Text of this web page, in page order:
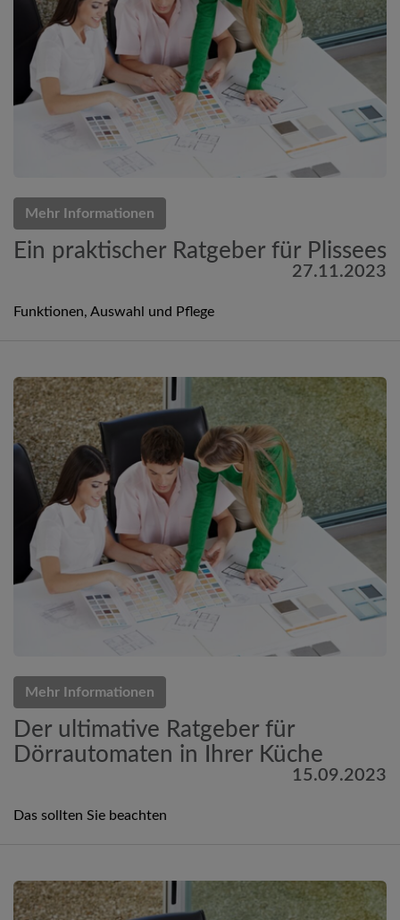
Mehr Informationen
Ein praktischer Ratgeber für Plissees
27.11.2023
Funktionen, Auswahl und Pflege
Mehr Informationen
Der ultimative Ratgeber für
Dörrautomaten in Ihrer Küche
15.09.2023
Das sollten Sie beachten